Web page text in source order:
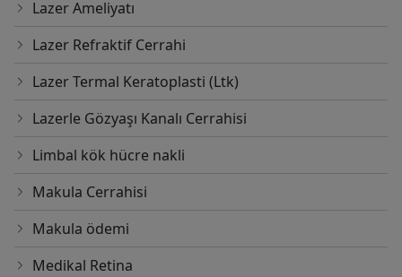
Lazer Ameliyatı
Lazer Refraktif Cerrahi
Lazer Termal Keratoplasti (Ltk)
Lazerle Gözyaşı Kanalı Cerrahisi
Limbal kök hücre nakli
Makula Cerrahisi
Makula ödemi
Medikal Retina